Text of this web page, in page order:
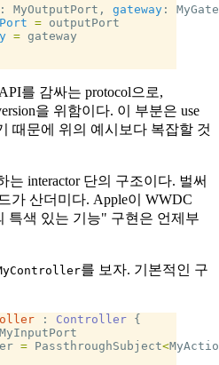
: MyOutputPort, gateway :
= outputPort
= gateway
를 감싸는 protocol으로,
을 위함이다. 이 부분은 use
때문에 위의 예시보다 복잡할 것
는 interactor 단의 구조이다. 벌써
가 산더미다. Apple이 WWDC
특색 있는 기능" 구현은 언제부
를 보자. 기본적인 구
: Controller {
= PassthroughSubject<